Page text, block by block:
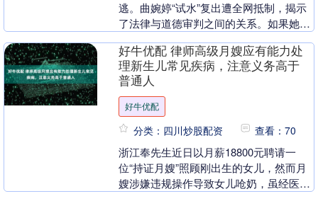
逃。曲婉婷“试水”复出遭全网抵制，揭示
了法律与道德审判之间的关系。如果她没
误与其分开看....
好牛优配 律师高级月嫂应有能力处
理新生儿常见疾病，注意义务高于
普通人
好牛优配
分类：四川炒股配资 查看：70
浙江奉先生近日以月薪18800元聘请一
位“持证月嫂”照顾刚出生的女儿，然而月
嫂涉嫌违规操作导致女儿呛奶，虽经医院